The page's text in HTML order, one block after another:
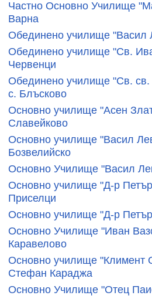
Частно Основно Училище
Варна
Обединено училище "Васил
Обединено училище "Св.
Червенци
Обединено училище "Св.
с. Блъсково
Основно училище "Асен
Славейково
Основно училище "Васил
Бозвелийско
Основно Училище "Васил
Основно училище "Д-р
Приселци
Основно училище "Д-р
Основно Училище "Иван
Каравелово
Основно училище "Климент
Стефан Караджа
Основно Училище "Отец